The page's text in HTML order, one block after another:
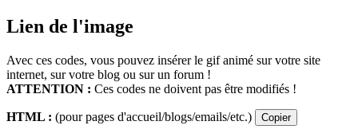
Lien de l'image
Avec ces codes, vous pouvez insérer le gif animé sur votre site
internet, sur votre blog ou sur un forum !
ATTENTION : Ces codes ne doivent pas être modifiés !
HTML : (pour pages d'accueil/blogs/emails/etc.) Copier